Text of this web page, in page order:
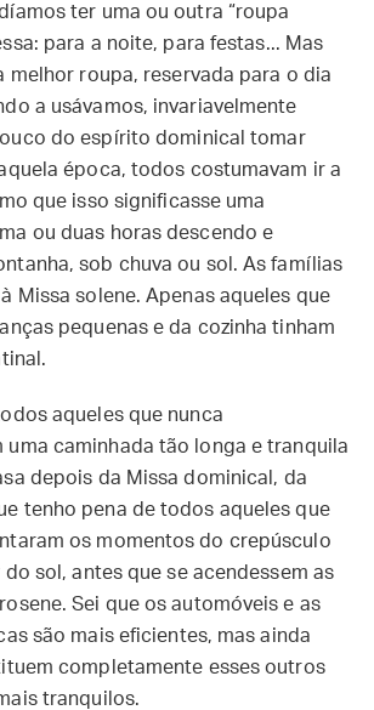
ter uma ou outra “roupa
para a noite, para festas... Mas
melhor roupa, reservada para o dia
a usávamos, invariavelmente
do espírito dominical tomar
época, todos costumavam ir a
que isso significasse uma
ou duas horas descendo e
sob chuva ou sol. As famílias
Missa solene. Apenas aqueles que
pequenas e da cozinha tinham
aqueles que nunca
uma caminhada tão longa e tranquila
depois da Missa dominical, da
tenho pena de todos aqueles que
os momentos do crepúsculo
sol, antes que se acendessem as
Sei que os automóveis e as
são mais eficientes, mas ainda
completamente esses outros
tranquilos.